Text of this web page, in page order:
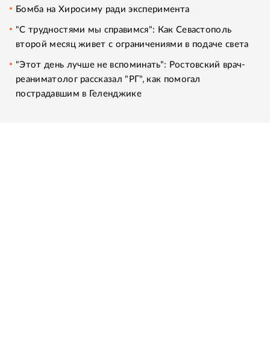
Бомба на Хиросиму ради эксперимента
"С трудностями мы справимся": Как Севастополь
второй месяц живет с ограничениями в подаче света
"Этот день лучше не вспоминать": Ростовский врач-
реаниматолог рассказал "РГ", как помогал
пострадавшим в Геленджике